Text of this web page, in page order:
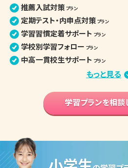
推薦入試対策 プラン
定期テスト・内申点対策 プラン
学習習慣定着サポート プラン
学校別学習フォロー プラン
中高一貫校生サポート プラン
学習内容 基礎固め プラン
英語資格検定対策 プラン
高校学習先取り プラン
中学生の個別指
もっと見る
学習プランを相談